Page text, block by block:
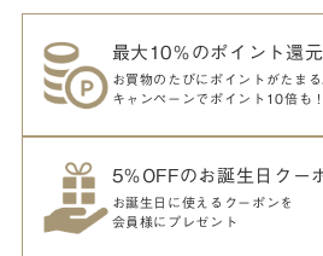
最大10％のポイント還元
お買物のたびにポイントがたまる
キャンペーンでポイント10倍も！
5％OFFのお誕生日クー
お誕生日に使えるクーポンを
会員様にプレゼント